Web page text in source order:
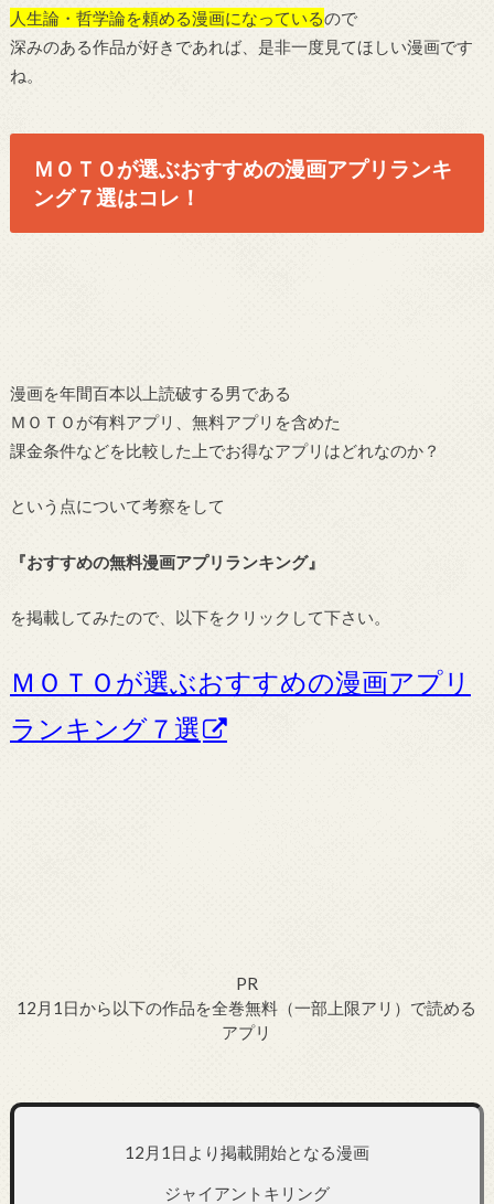
人生論・哲学論を頼める漫画になっているので
深みのある作品が好きであれば、是非一度見てほしい漫画です
ね。
ＭＯＴＯが選ぶおすすめの漫画アプリランキ
ング７選はコレ！
漫画を年間百本以上読破する男である
ＭＯＴＯが有料アプリ、無料アプリを含めた
課金条件などを比較した上でお得なアプリはどれなのか？
という点について考察をして
『おすすめの無料漫画アプリランキング』
を掲載してみたので、以下をクリックして下さい。
ＭＯＴＯが選ぶおすすめの漫画アプリ
ランキング７選
PR
12月1日から以下の作品を全巻無料（一部上限アリ）で読める
アプリ
12月1日より掲載開始となる漫画
ジャイアントキリング